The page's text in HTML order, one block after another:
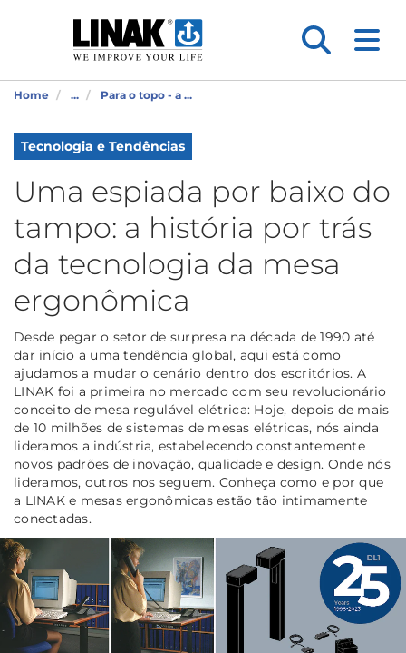
Home ... Para o topo - a ...
Tecnologia e Tendências
Uma espiada por baixo do
tampo: a história por trás
da tecnologia da mesa
ergonômica
Desde pegar o setor de surpresa na década de 1990 até
dar início a uma tendência global, aqui está como
ajudamos a mudar o cenário dentro dos escritórios. A
LINAK foi a primeira no mercado com seu revolucionário
conceito de mesa regulável elétrica: Hoje, depois de mais
de 10 milhões de sistemas de mesas elétricas, nós ainda
lideramos a indústria, estabelecendo constantemente
novos padrões de inovação, qualidade e design. Onde nós
lideramos, outros nos seguem. Conheça como e por que
a LINAK e mesas ergonômicas estão tão intimamente
conectadas.